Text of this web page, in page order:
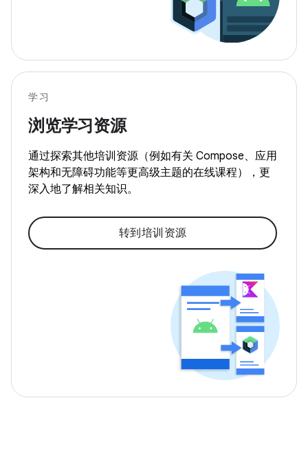
学习
浏览学习资源
通过探索其他培训资源（例如有关 Compose、应用
架构和无障碍功能等更高级主题的在线课程），更
深入地了解相关知识。
转到培训资源